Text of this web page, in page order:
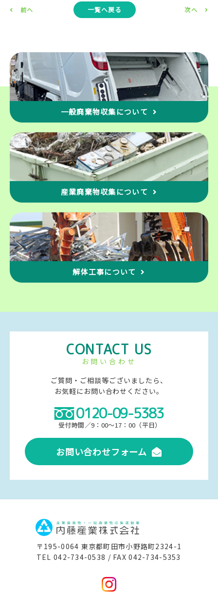
前へ 一覧へ戻る 次へ
一般廃棄物収集について
産業廃棄物収集について
解体工事について
CONTACT US
お問い合わせ
ご質問・ご相談等ございましたら、
お気軽にお問い合わせください。
0120-09-5383
受付時間／9：00～17：00（平日）
お問い合わせフォーム
〒195-0064 東京都町田市小野路町2324-1
TEL 042-734-0538 / FAX 042-734-5353